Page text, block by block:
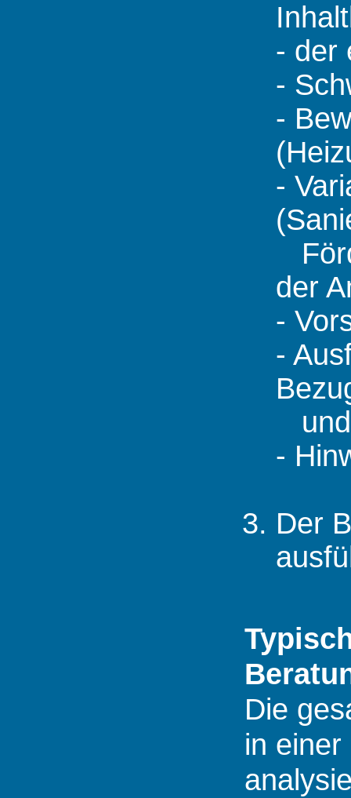
- der
-
-
-
der
-
-
und
-
Der
Die
in